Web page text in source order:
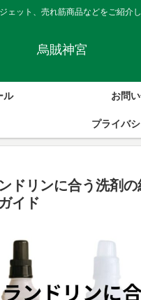
ェット、売れ筋商品などをご紹介
烏賊神宮
ル お問
プライバ
ドリンに合う洗剤
イド